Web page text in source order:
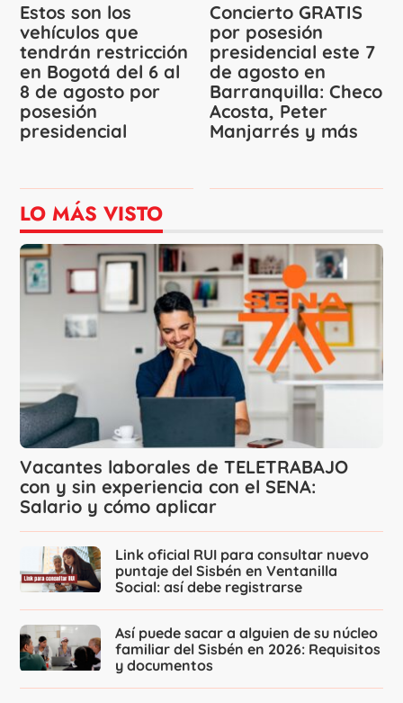
Estos son los
vehículos que
tendrán restricción
en Bogotá del 6 al
8 de agosto por
posesión
presidencial
Concierto GRATIS
por posesión
presidencial este 7
de agosto en
Barranquilla: Checo
Acosta, Peter
Manjarrés y más
LO MÁS VISTO
Vacantes laborales de TELETRABAJO
con y sin experiencia con el SENA:
Salario y cómo aplicar
Link oficial RUI para consultar nuevo
puntaje del Sisbén en Ventanilla
Social: así debe registrarse
Así puede sacar a alguien de su núcleo
familiar del Sisbén en 2026: Requisitos
y documentos